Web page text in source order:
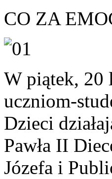
CO ZA
W piątek, 20
uczniom-
Dzieci
Pawła II
Józefa i